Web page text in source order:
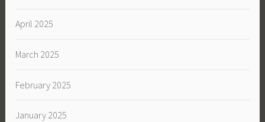
April 2025
March 2025
February 2025
January 2025